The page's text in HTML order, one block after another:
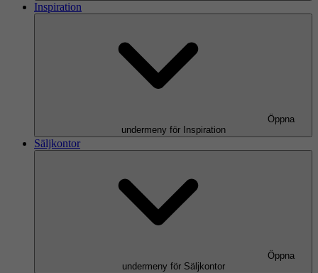
Inspiration
Öppna
undermeny för Inspiration
Säljkontor
Öppna
undermeny för Säljkontor